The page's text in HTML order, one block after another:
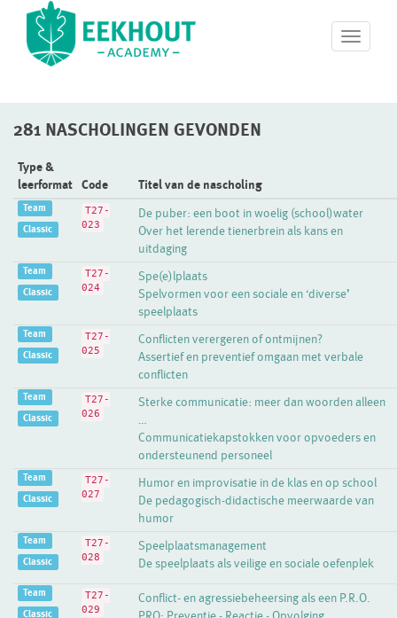
T
o
g
281 NASCHOLINGEN GEVONDEN
Type &
leerformat
Code Titel van de nascholing
Team
Classic
T27-
023
De puber: een boot in woelig (school)water
Over het lerende tienerbrein als kans en
uitdaging
Team
Classic
T27-
024
Spe(e)lplaats
Spelvormen voor een sociale en ‘diverse’
speelplaats
Team
Classic
T27-
025
Conflicten verergeren of ontmijnen?
Assertief en preventief omgaan met verbale
conflicten
Team
Classic
T27-
026
Sterke communicatie: meer dan woorden alleen
Communicatiekapstokken voor opvoeders en
ondersteunend personeel
Team
Classic
T27-
027
Humor en improvisatie in de klas en op school
De pedagogisch-didactische meerwaarde van
humor
Team
Classic
T27-
028
Speelplaatsmanagement
De speelplaats als veilige en sociale oefenplek
Team
Classic
T27-
029
Conflict- en agressiebeheersing als een P.R.O.